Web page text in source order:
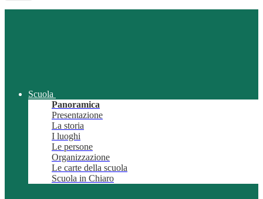
Scuola
Panoramica
Presentazione
La storia
I luoghi
Le persone
Organizzazione
Le carte della scuola
Scuola in Chiaro